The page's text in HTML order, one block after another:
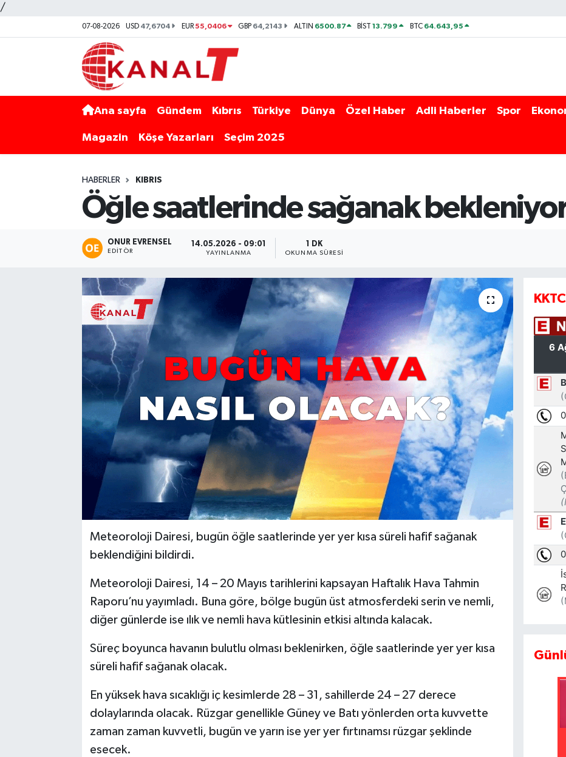
/
07-08-2026 USD 47,6704 EUR55,0406 GBP 64,2143 ALTIN 6500.87 BİST13.799 BTC 64.643,95
Ana sayfa Gündem Kıbrıs Türkiye Dünya Özel Haber Adli Haberler Spor
Magazin Köşe Yazarları Seçim 2025
HABERLER KIBRIS
Öğle saatlerinde sağanak
ONUR EVRENSEL
EDITÖR
14.05.2026 - 09:01
YAYINLANMA
1 DK
OKUNMA SÜRESI
Meteoroloji Dairesi, bugün öğle saatlerinde yer yer kısa süreli hafif sağanak
beklendiğini bildirdi.
Meteoroloji Dairesi, 14 – 20 Mayıs tarihlerini kapsayan Haftalık Hava Tahmin
Raporu’nu yayımladı. Buna göre, bölge bugün üst atmosferdeki serin ve nemli,
diğer günlerde ise ılık ve nemli hava kütlesinin etkisi altında kalacak.
Süreç boyunca havanın bulutlu olması beklenirken, öğle saatlerinde yer yer kısa
süreli hafif sağanak olacak.
En yüksek hava sıcaklığı iç kesimlerde 28 – 31, sahillerde 24 – 27 derece
dolaylarında olacak. Rüzgar genellikle Güney ve Batı yönlerden orta kuvvette
zaman zaman kuvvetli, bugün ve yarın ise yer yer fırtınamsı rüzgar şeklinde
esecek.